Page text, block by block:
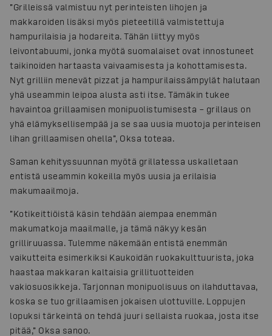
”Grilleissä valmistuu nyt perinteisten lihojen ja
makkaroiden lisäksi myös pieteetillä valmistettuja
hampurilaisia ja hodareita. Tähän liittyy myös
leivontabuumi, jonka myötä suomalaiset ovat innostuneet
taikinoiden hartaasta vaivaamisesta ja kohottamisesta.
Nyt grilliin menevät pizzat ja hampurilaissämpylät halutaan
yhä useammin leipoa alusta asti itse. Tämäkin tukee
havaintoa grillaamisen monipuolistumisesta – grillaus on
yhä elämyksellisempää ja se saa uusia muotoja perinteisen
lihan grillaamisen ohella”, Oksa toteaa.
Saman kehityssuunnan myötä grillatessa uskalletaan
entistä useammin kokeilla myös uusia ja erilaisia
makumaailmoja.
”Kotikeittiöistä käsin tehdään aiempaa enemmän
makumatkoja maailmalle, ja tämä näkyy kesän
grilliruuassa. Tulemme näkemään entistä enemmän
vaikutteita esimerkiksi Kaukoidän ruokakulttuurista, joka
haastaa makkaran kaltaisia grillituotteiden
vakiosuosikkeja. Tarjonnan monipuolisuus on ilahduttavaa,
koska se tuo grillaamisen jokaisen ulottuville. Loppujen
lopuksi tärkeintä on tehdä juuri sellaista ruokaa, josta itse
pitää,” Oksa sanoo.